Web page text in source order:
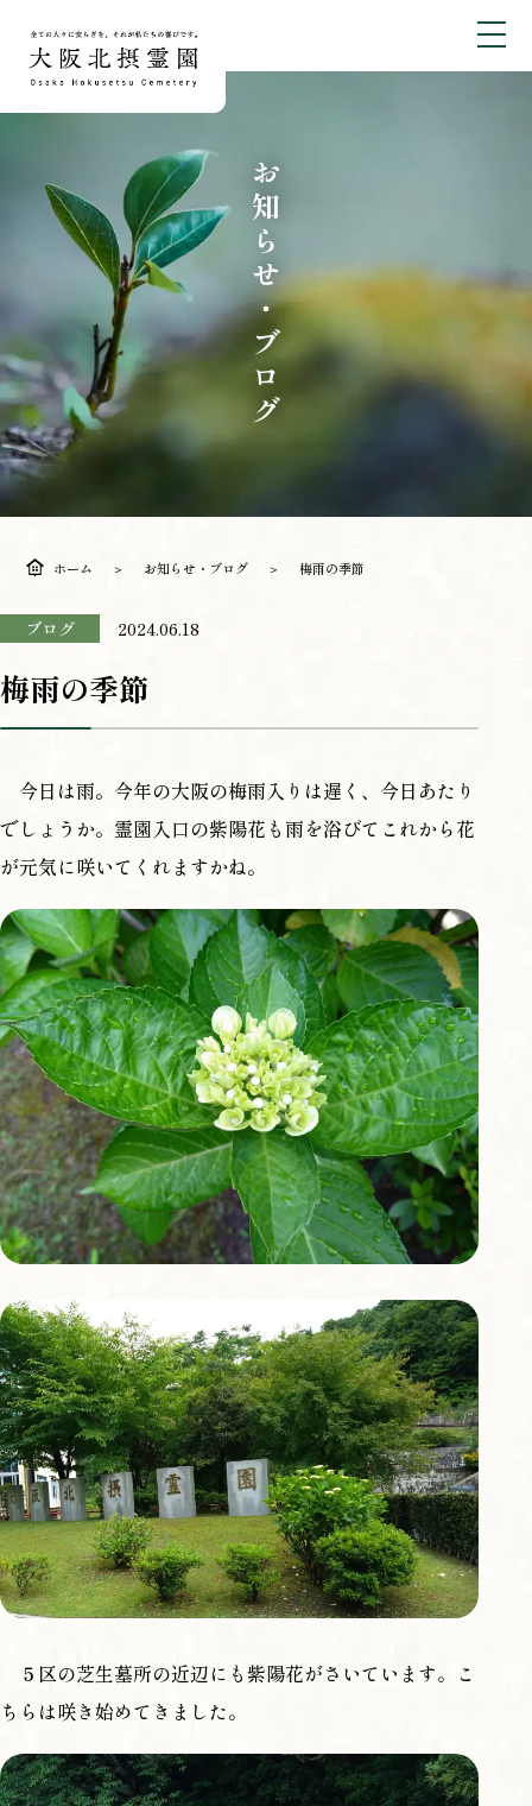
お知らせ・ブログ
ホーム お知らせ・ブログ 梅雨の季節
ブログ 2024.06.18
梅雨の季節
今日は雨。今年の大阪の梅雨入りは遅く、今日あたり
でしょうか。霊園入口の紫陽花も雨を浴びてこれから花
が元気に咲いてくれますかね。
５区の芝生墓所の近辺にも紫陽花がさいています。こ
ちらは咲き始めてきました。